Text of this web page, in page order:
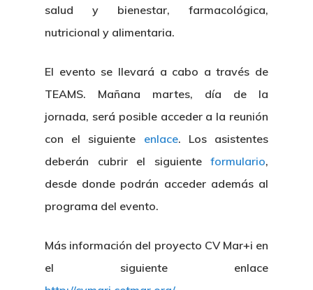
salud y bienestar, farmacológica,
nutricional y alimentaria.
El evento se llevará a cabo a través de
TEAMS. Mañana martes, día de la
jornada, será posible acceder a la reunión
con el siguiente enlace. Los asistentes
deberán cubrir el siguiente formulario,
desde donde podrán acceder además al
programa del evento.
Más información del proyecto CV Mar+i en
el siguiente enlace
Nosotros